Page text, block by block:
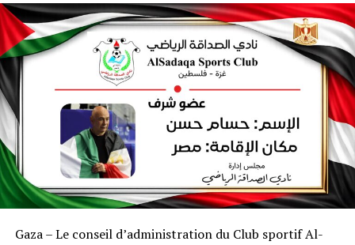
Gaza – Le conseil d’administration du Club sportif Al-